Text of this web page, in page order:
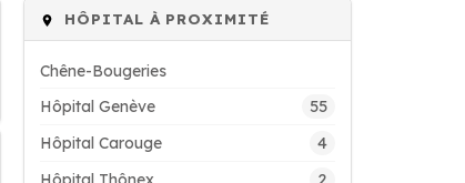
HÔPITAL À PROXIMITÉ
Chêne-Bougeries
Hôpital Genève
55
Hôpital Carouge 4